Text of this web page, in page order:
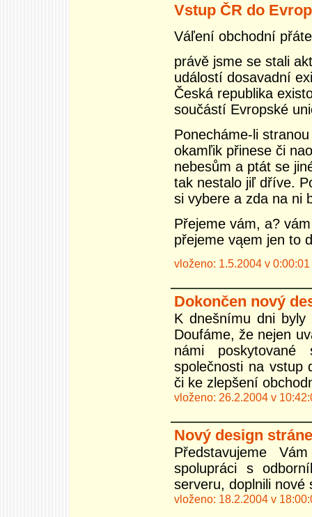
Vstup ČR do
Váľení obchodní
právě jsme se stali
událostí dosavadní
Česká republika
součástí Evropské
Ponecháme-li
okamľik přinese či
nebesům a ptát se
tak nestalo jiľ dříve.
si vybere a zda na ni
Přejeme vám, a?
přejeme vąem jen to
vloženo: 1.5.2004 v 0:00:01
Dokončen nový
K dnešnímu dni byly
Doufáme, že nejen
námi
společnosti na vstup
či ke zlepšení
vloženo: 26.2.2004 v
Nový design
Představujeme
spolupráci s
serveru, doplnili nové
vloženo: 18.2.2004 v